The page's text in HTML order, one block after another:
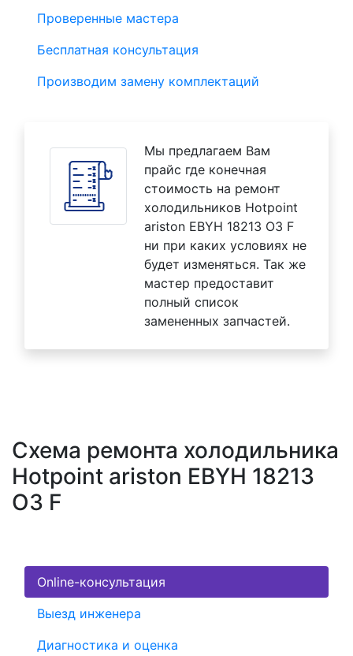
Проверенные мастера
Бесплатная консультация
Производим замену комплектаций
Мы предлагаем Вам
прайс где конечная
стоимость на ремонт
холодильников Hotpoint
ariston EBYH 18213 O3 F
ни при каких условиях не
будет изменяться. Так же
мастер предоставит
полный список
замененных запчастей.
Схема ремонта холодильника
Hotpoint ariston EBYH 18213
O3 F
Online-консультация
Выезд инженера
Диагностика и оценка